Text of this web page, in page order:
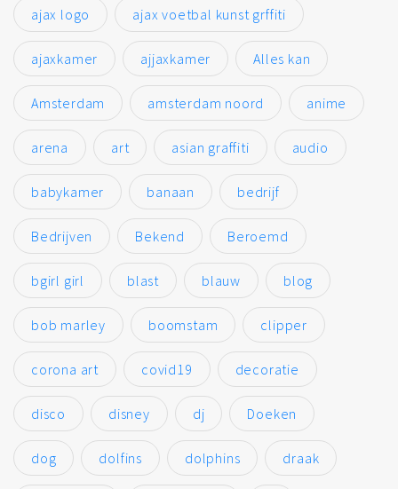
ajax logo ajax voetbal kunst grffiti
ajaxkamer ajjaxkamer Alles kan
Amsterdam amsterdam noord anime
arena art asian graffiti audio
babykamer banaan bedrijf
Bedrijven Bekend Beroemd
bgirl girl blast blauw blog
bob marley boomstam clipper
corona art covid19 decoratie
disco disney dj Doeken
dog dolfins dolphins draak